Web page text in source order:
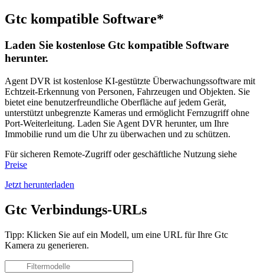
Gtc kompatible Software*
Laden Sie kostenlose Gtc kompatible Software
herunter.
Agent DVR ist kostenlose KI-gestützte Überwachungssoftware mit
Echtzeit-Erkennung von Personen, Fahrzeugen und Objekten. Sie
bietet eine benutzerfreundliche Oberfläche auf jedem Gerät,
unterstützt unbegrenzte Kameras und ermöglicht Fernzugriff ohne
Port-Weiterleitung. Laden Sie Agent DVR herunter, um Ihre
Immobilie rund um die Uhr zu überwachen und zu schützen.
Für sicheren Remote-Zugriff oder geschäftliche Nutzung siehe
Preise
Jetzt herunterladen
Gtc Verbindungs-URLs
Tipp: Klicken Sie auf ein Modell, um eine URL für Ihre Gtc
Kamera zu generieren.